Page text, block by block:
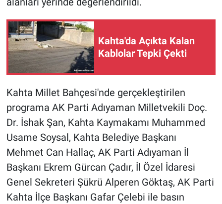
Kahta'da Açıkta Kalan
Kablolar Tepki Çekti
Kahta Millet Bahçesi'nde gerçekleştirilen
programa AK Parti Adıyaman Milletvekili Doç.
Dr. İshak Şan, Kahta Kaymakamı Muhammed
Usame Soysal, Kahta Belediye Başkanı
Mehmet Can Hallaç, AK Parti Adıyaman İl
Başkanı Ekrem Gürcan Çadır, İl Özel İdaresi
Genel Sekreteri Şükrü Alperen Göktaş, AK Parti
Kahta İlçe Başkanı Gafar Çelebi ile basın